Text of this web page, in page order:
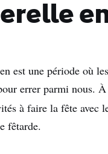
est une période où
errer parmi nous.
à faire la fête avec
fêtarde.